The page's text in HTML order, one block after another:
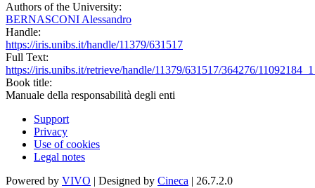
Authors of the University:
BERNASCONI Alessandro
Handle:
https://iris.unibs.it/handle/11379/631517
Full Text:
https://iris.unibs.it/retrieve/handle/11379/631517/364276/
Book title:
Manuale della responsabilità degli enti
Support
Privacy
Use of cookies
Legal notes
Powered by VIVO | Designed by Cineca | 26.7.2.0